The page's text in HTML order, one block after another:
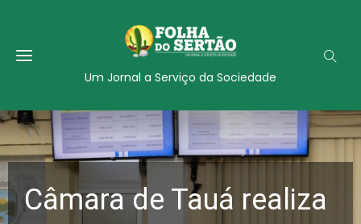
Um Jornal a Serviço da Sociedade
Câmara de Tauá realiza